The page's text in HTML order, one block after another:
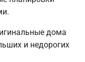
дома
и недорогих